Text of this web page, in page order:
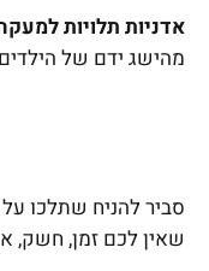
אדניות תלויות למעקה–
מהישג ידם של הילדים.
סביר להניח שתלכו
שאין לכם זמן, חשק,